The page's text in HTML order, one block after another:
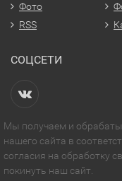
Фото
RSS
СОЦСЕТИ
Мы получаем и
нашего сайта в
согласия на обработку
покинуть наш сайт.